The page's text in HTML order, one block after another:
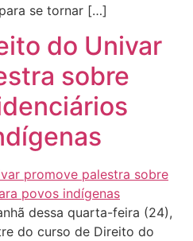
se tornar […]
do Univar
sobre
dessa quarta-feira (24),
do curso de Direito do